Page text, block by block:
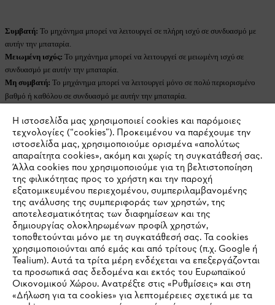
Συμβατή: Το μηχάνημα μπορεί να λειτουργεί σε πλήρη ισχύ σε συνδυασμό με
αυτήν την μπαταρία.
Μειωμένη ισχύς: Το μηχάνημα μπορεί να λειτουργεί σε μειωμένη ισχύ σε
συνδυασμό με αυτήν την μπαταρία.
Μη συμβατή: Το μηχάνημα μπορεί να λειτουργεί μόνο σε πολύ περιορισμένο
βαθμό ή καθόλου σε συνδυασμό με αυτήν την μπαταρία.
Περισσότερα για τις επαναφορτιζόμενες
μπαταρίες STIHL
Η ιστοσελίδα μας χρησιμοποιεί cookies και παρόμοιες
τεχνολογίες (“cookies”). Προκειμένου να παρέχουμε την
ιστοσελίδα μας, χρησιμοποιούμε ορισμένα «απολύτως
απαραίτητα cookies», ακόμη και χωρίς τη συγκατάθεσή σας.
Άλλα cookies που χρησιμοποιούμε για τη βελτιστοποίηση
της φιλικότητας προς το χρήστη και την παροχή
εξατομικευμένου περιεχομένου, συμπεριλαμβανομένης
της ανάλυσης της συμπεριφοράς των χρηστών, της
αποτελεσματικότητας των διαφημίσεων και της
δημιουργίας ολοκληρωμένων προφίλ χρηστών,
τοποθετούνται μόνο με τη συγκατάθεσή σας. Τα cookies
χρησιμοποιούνται από εμάς και από τρίτους (π.χ. Google ή
Tealium). Αυτά τα τρίτα μέρη ενδέχεται να επεξεργάζονται
τα προσωπικά σας δεδομένα και εκτός του Ευρωπαϊκού
Οικονομικού Χώρου. Ανατρέξτε στις «Ρυθμίσεις» και στη
«Δήλωση για τα cookies» για λεπτομέρειες σχετικά με τα